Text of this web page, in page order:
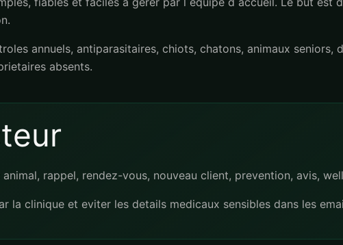
annuels, antiparasitaires, chiots, chatons, animaux seniors,
absents.
rappel, rendez-vous, nouveau client, prevention, avis,
la clinique et eviter les details medicaux sensibles dans les